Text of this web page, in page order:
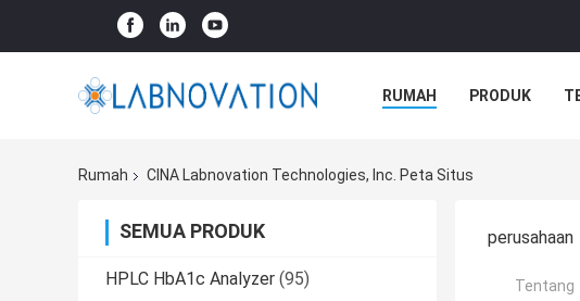
RUMAH PRODUK
Rumah CINA Labnovation Technologies, Inc. Peta Situs
SEMUA PRODUK
HPLC HbA1c Analyzer (95)
perusahaan
Tentang